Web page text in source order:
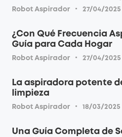
Robot Aspirador · 27/04/2025
¿Con Qué Frecuencia
Guía para Cada Hogar
Robot Aspirador · 27/04/2025
La aspiradora potente
limpieza
Robot Aspirador · 18/03/2025
Una Guía Completa de